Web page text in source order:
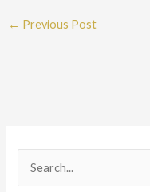
← Previous Post